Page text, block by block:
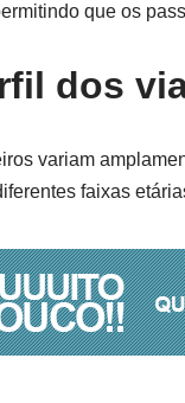
que os
dos
variam
faixas